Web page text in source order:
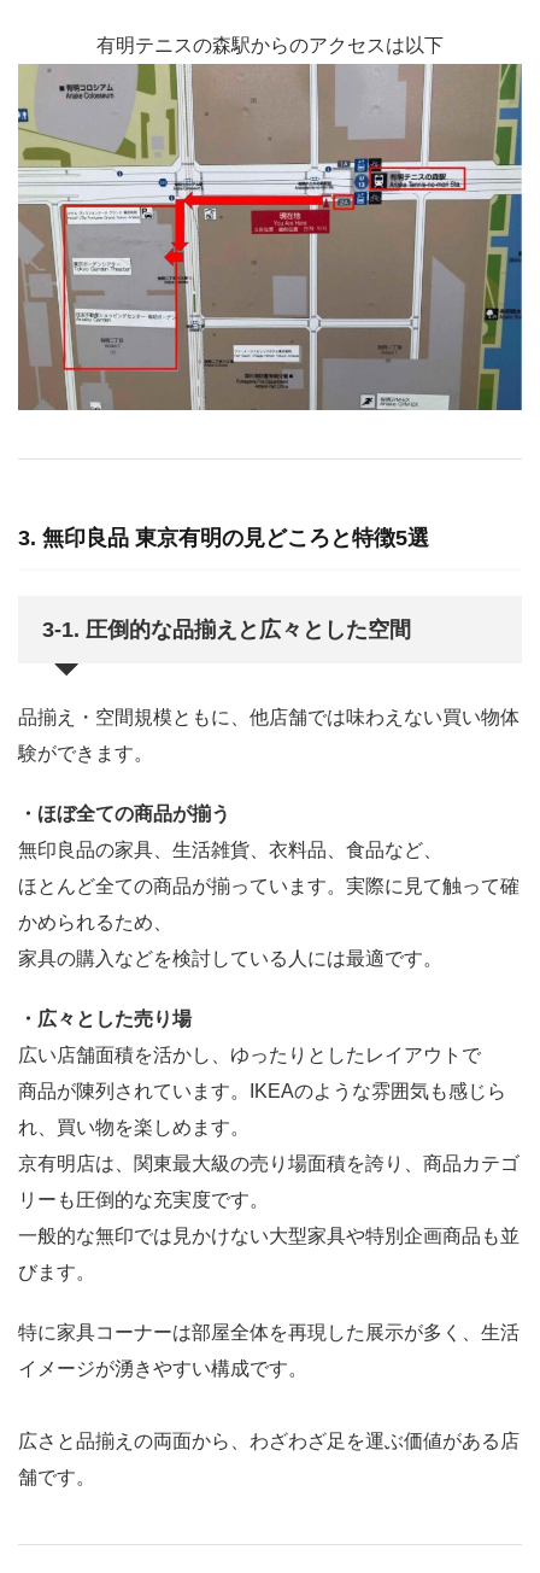
有明テニスの森駅からのアクセスは以下
3. 無印良品 東京有明の見どころと特徴5選
3-1. 圧倒的な品揃えと広々とした空間
品揃え・空間規模ともに、他店舗では味わえない買い物体
験ができます。
・ほぼ全ての商品が揃う
無印良品の家具、生活雑貨、衣料品、食品など、
ほとんど全ての商品が揃っています。実際に見て触って確
かめられるため、
家具の購入などを検討している人には最適です。
・広々とした売り場
広い店舗面積を活かし、ゆったりとしたレイアウトで
商品が陳列されています。IKEAのような雰囲気も感じら
れ、買い物を楽しめます。
京有明店は、関東最大級の売り場面積を誇り、商品カテゴ
リーも圧倒的な充実度です。
一般的な無印では見かけない大型家具や特別企画商品も並
びます。
特に家具コーナーは部屋全体を再現した展示が多く、生活
イメージが湧きやすい構成です。
広さと品揃えの両面から、わざわざ足を運ぶ価値がある店
舗です。